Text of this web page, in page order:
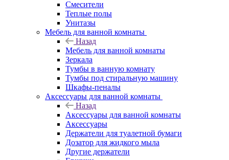
Смесители
Теплые полы
Унитазы
Мебель для ванной комнаты
Назад
Мебель для ванной комнаты
Зеркала
Тумбы в ванную комнату
Тумбы под стиральную машину
Шкафы-пеналы
Аксессуары для ванной комнаты
Назад
Аксессуары для ванной комнаты
Аксессуары
Держатели для туалетной бумаги
Дозатор для жидкого мыла
Другие держатели